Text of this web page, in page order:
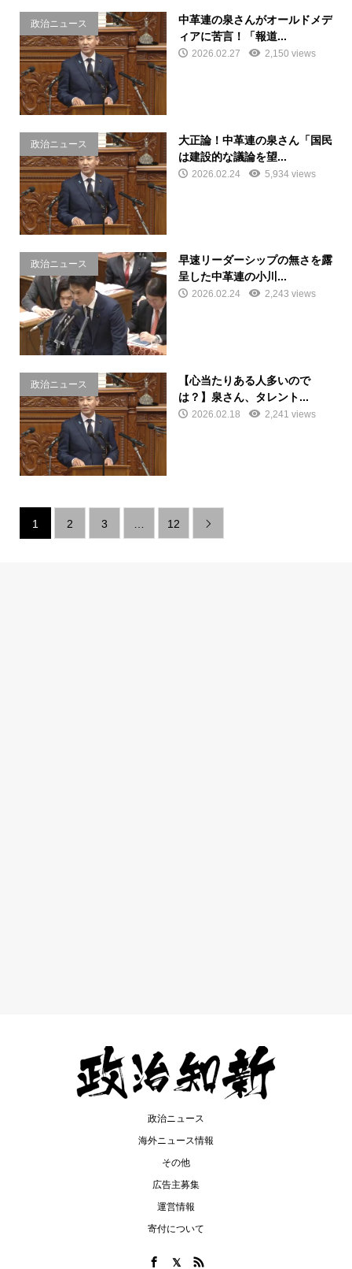
政治ニュース
中革連の泉さんがオールドメデ
ィアに苦言！「報道...
2026.02.27 2,150 views
政治ニュース
大正論！中革連の泉さん「国民
は建設的な議論を望...
2026.02.24 5,934 views
政治ニュース
早速リーダーシップの無さを露
呈した中革連の小川...
2026.02.24 2,243 views
政治ニュース
【心当たりある人多いので
は？】泉さん、タレント...
2026.02.18 2,241 views
1 2 3 12 
政治ニュース
海外ニュース情報
その他
広告主募集
運営情報
寄付について